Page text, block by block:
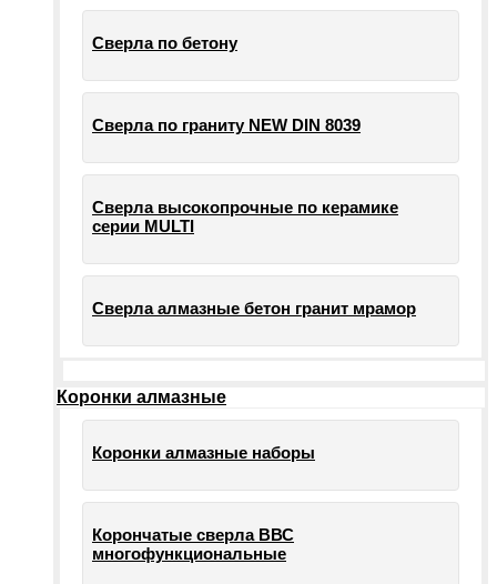
Сверла по бетону
Сверла по граниту NEW DIN 8039
Сверла высокопрочные по керамике
серии MULTI
Сверла алмазные бетон гранит мрамор
Коронки алмазные
Коронки алмазные наборы
Корончатые сверла ВВС
многофункциональные